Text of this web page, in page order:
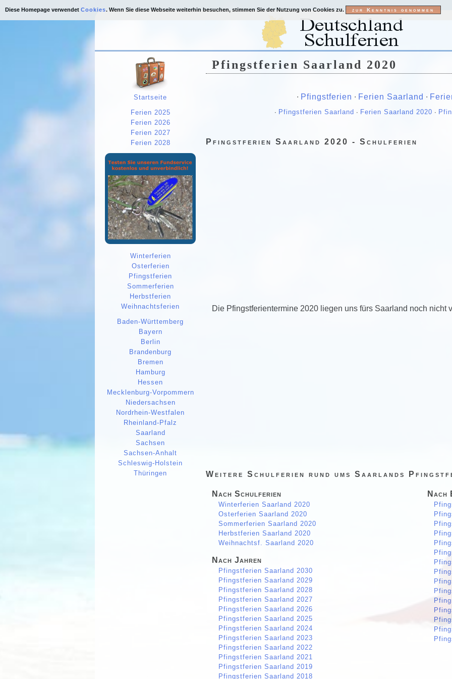
Pfingstferien Saarland 2020
∙ Pfingstferien ∙ Ferien Saarland ∙
∙ Pfingstferien Saarland ∙ Ferien Saarland 2020 ∙
Pfingstferien Saarland 2020 - Schulferien
Die Pfingstferientermine 2020 liegen uns fürs Saarland noch nicht
Weitere Schulferien rund ums Saarlands
Nach Schulferien
Winterferien Saarland 2020
Osterferien Saarland 2020
Sommerferien Saarland 2020
Herbstferien Saarland 2020
Weihnachtsf. Saarland 2020
Nach Jahren
Pfingstferien Saarland 2030
Pfingstferien Saarland 2029
Pfingstferien Saarland 2028
Pfingstferien Saarland 2027
Pfingstferien Saarland 2026
Pfingstferien Saarland 2025
Pfingstferien Saarland 2024
Pfingstferien Saarland 2023
Pfingstferien Saarland 2022
Pfingstferien Saarland 2021
Pfingstferien Saarland 2019
Pfingstferien Saarland 2018
Nach
Startseite
Ferien 2025
Ferien 2026
Ferien 2027
Ferien 2028
Winterferien
Osterferien
Pfingstferien
Sommerferien
Herbstferien
Weihnachtsferien
Baden-Württemberg
Bayern
Berlin
Brandenburg
Bremen
Hamburg
Hessen
Mecklenburg-Vorpommern
Niedersachsen
Nordrhein-Westfalen
Rheinland-Pfalz
Saarland
Sachsen
Sachsen-Anhalt
Schleswig-Holstein
Thüringen
Diese Homepage verwendet Cookies. Wenn Sie diese Webseite weiterhin besuchen, stimmen Sie der Nutzung von Cookies zu.